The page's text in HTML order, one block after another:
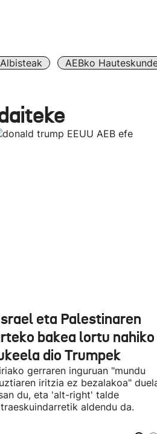
AEBko
eta Palestinaren
bakea lortu nahiko
dio Trumpek
gerraren inguruan "mundu
iritzia ez bezalakoa"
du, eta 'alt-right' talde
aldendu da.